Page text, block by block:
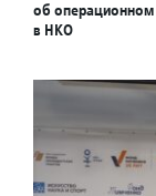
об операционном
в НКО